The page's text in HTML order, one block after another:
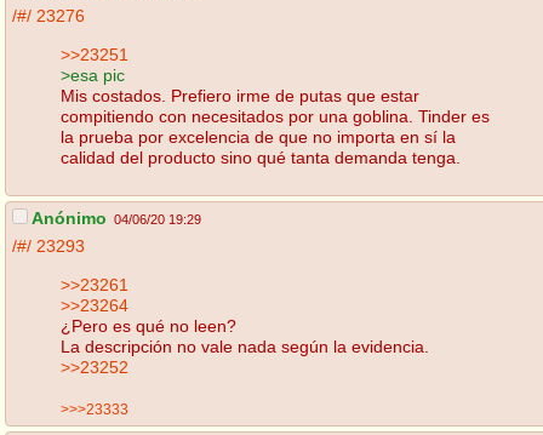
/#/ 23276
>>23251
>esa pic
Mis costados. Prefiero irme de putas que estar
compitiendo con necesitados por una goblina. Tinder es
la prueba por excelencia de que no importa en sí la
calidad del producto sino qué tanta demanda tenga.
Anónimo 04/06/20 19:29
/#/ 23293
>>23261
>>23264
¿Pero es qué no leen?
La descripción no vale nada según la evidencia.
>>23252
>>>23333